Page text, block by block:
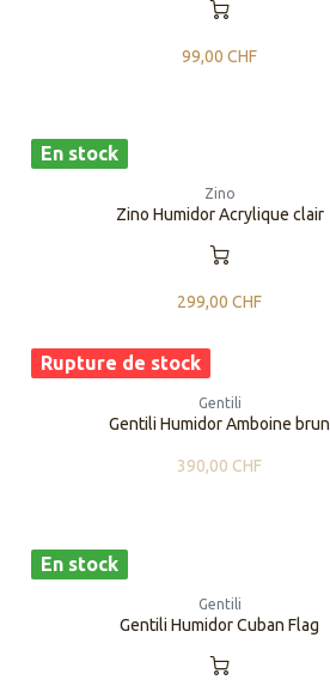
99,00 CHF
En stock
Zino
Zino Humidor Acrylique clair
299,00 CHF
Rupture de stock
Gentili
​​Gentili Humidor Amboine brun
390,00 CHF
En stock
Gentili
​​Gentili Humidor Cuban Flag